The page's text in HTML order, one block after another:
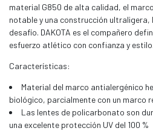
material G850 de alta calidad, el
notable y una construcción
desafío. DAKOTA es el compañero
esfuerzo atlético con confianza y estilo.
Características:
Material del marco antialergénico
biológico, parcialmente con un marco
Las lentes de policarbonato son
una excelente protección UV del 100 %